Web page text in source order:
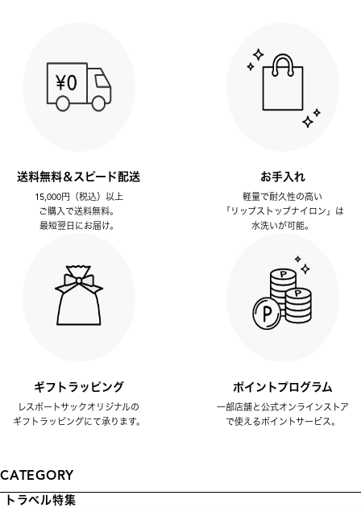
送料無料＆スピード配送
15,000円（税込）以上
ご購入で送料無料。
最短翌日にお届け。
お手入れ
軽量で耐久性の高い
「リップストップナイロン」は
水洗いが可能。
ギフトラッピング
レスポートサックオリジナルの
ギフトラッピングにて承ります。
ポイントプログラム
一部店舗と公式オンラインストア
で使えるポイントサービス。
CATEGORY
トラベル特集